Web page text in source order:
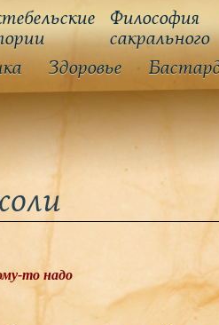
Философия
cакрального
Здоровье
то надо